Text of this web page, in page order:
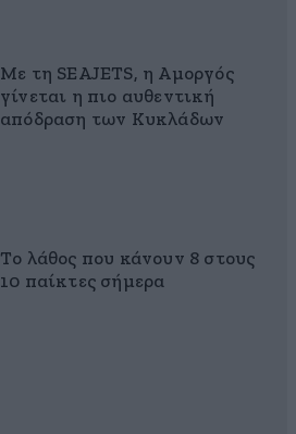
Με τη SEAJETS, η Αμοργός
γίνεται η πιο αυθεντική
απόδραση των Κυκλάδων
Το λάθος που κάνουν 8 στους
10 παίκτες σήμερα